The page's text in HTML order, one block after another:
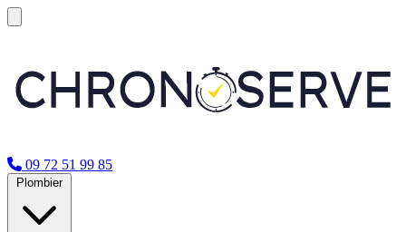
09 72 51 99 85
Plombier